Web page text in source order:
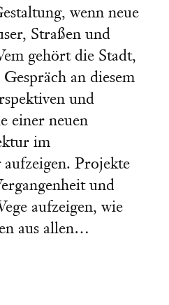
wenn neue
Straßen und
gehört die Stadt,
an diesem
und
einer neuen
im
Projekte
und
aufzeigen, wie
aus allen…